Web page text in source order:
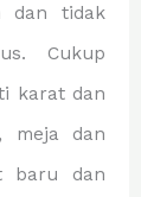
dan tidak
Cukup
karat dan
meja dan
baru dan